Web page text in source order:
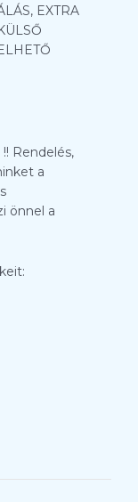
EXTRA
Rendelés,
a
önnel a